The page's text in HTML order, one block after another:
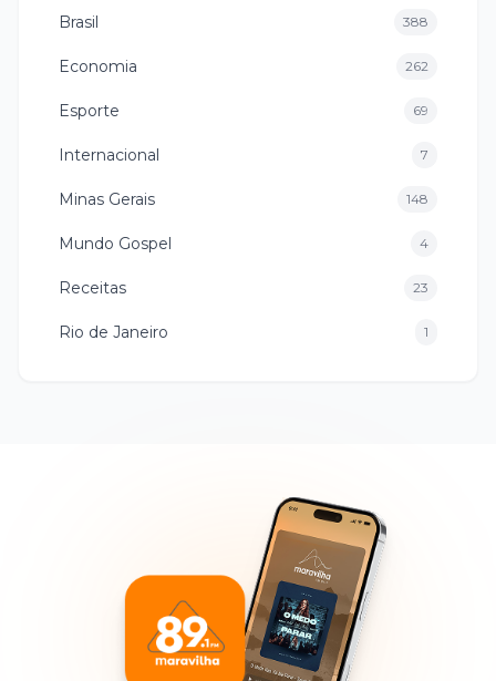
Brasil 388
Economia 262
Esporte 69
Internacional 7
Minas Gerais 148
Mundo Gospel 4
Receitas 23
Rio de Janeiro 1